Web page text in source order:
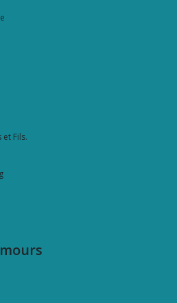
Fils.